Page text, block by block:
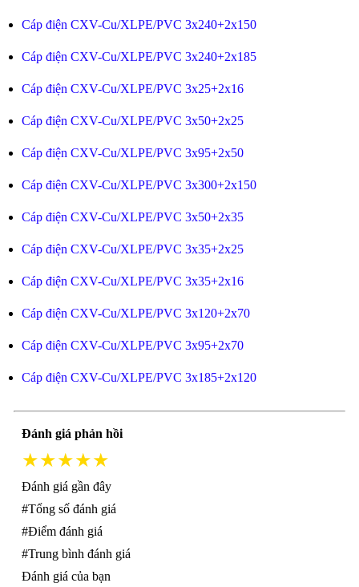
Cáp điện CXV-Cu/XLPE/PVC 3x240+2x150
Cáp điện CXV-Cu/XLPE/PVC 3x240+2x185
Cáp điện CXV-Cu/XLPE/PVC 3x25+2x16
Cáp điện CXV-Cu/XLPE/PVC 3x50+2x25
Cáp điện CXV-Cu/XLPE/PVC 3x95+2x50
Cáp điện CXV-Cu/XLPE/PVC 3x300+2x150
Cáp điện CXV-Cu/XLPE/PVC 3x50+2x35
Cáp điện CXV-Cu/XLPE/PVC 3x35+2x25
Cáp điện CXV-Cu/XLPE/PVC 3x35+2x16
Cáp điện CXV-Cu/XLPE/PVC 3x120+2x70
Cáp điện CXV-Cu/XLPE/PVC 3x95+2x70
Cáp điện CXV-Cu/XLPE/PVC 3x185+2x120
Đánh giá phản hồi
★★★★★
Đánh giá gần đây
#Tổng số đánh giá
#Điểm đánh giá
#Trung bình đánh giá
Đánh giá của bạn